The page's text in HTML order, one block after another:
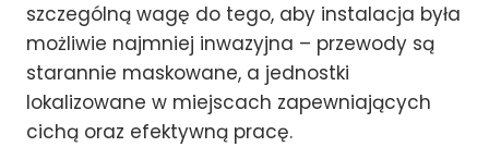
szczególną wagę do tego, aby instalacja była
możliwie najmniej inwazyjna – przewody są
starannie maskowane, a jednostki
lokalizowane w miejscach zapewniających
cichą oraz efektywną pracę.